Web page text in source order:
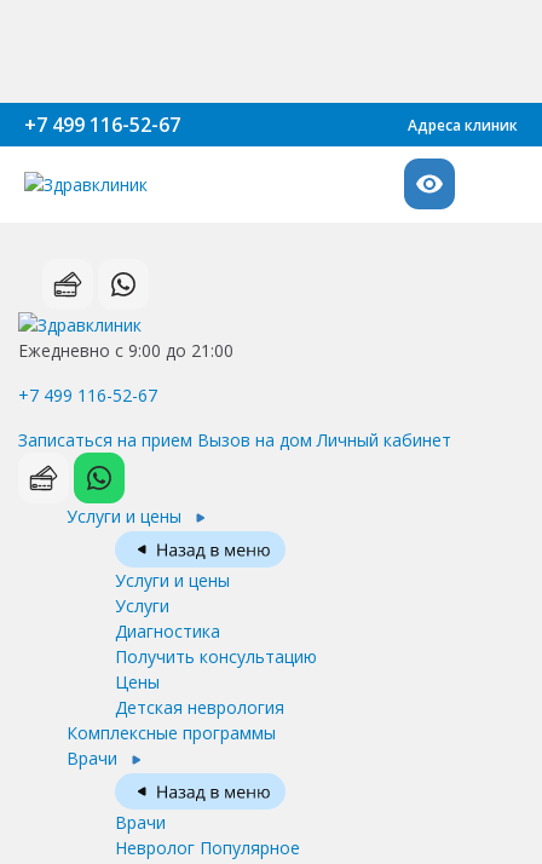
+7 499 116-52-67 Адреса клиник
Ежедневно с 9:00 до 21:00
+7 499 116-52-67
Записаться на прием Вызов на дом Личный кабинет
Услуги и цены
Услуги и цены
Услуги
Диагностика
Получить консультацию
Цены
Детская неврология
Комплексные программы
Врачи
Врачи
Невролог Популярное